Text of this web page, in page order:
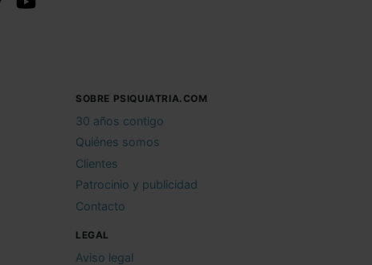
SOBRE PSIQUIATRIA.COM
30 años contigo
Quiénes somos
Clientes
Patrocinio y publicidad
Contacto
LEGAL
Aviso legal